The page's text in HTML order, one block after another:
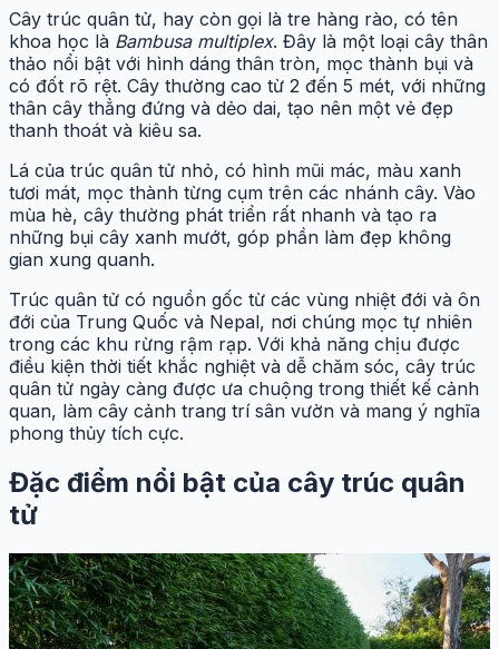
Cây trúc quân tử, hay còn gọi là tre hàng rào, có tên
khoa học là Bambusa multiplex. Đây là một loại cây thân
thảo nổi bật với hình dáng thân tròn, mọc thành bụi và
có đốt rõ rệt. Cây thường cao từ 2 đến 5 mét, với những
thân cây thẳng đứng và dẻo dai, tạo nên một vẻ đẹp
thanh thoát và kiêu sa.
Lá của trúc quân tử nhỏ, có hình mũi mác, màu xanh
tươi mát, mọc thành từng cụm trên các nhánh cây. Vào
mùa hè, cây thường phát triển rất nhanh và tạo ra
những bụi cây xanh mướt, góp phần làm đẹp không
gian xung quanh.
Trúc quân tử có nguồn gốc từ các vùng nhiệt đới và ôn
đới của Trung Quốc và Nepal, nơi chúng mọc tự nhiên
trong các khu rừng rậm rạp. Với khả năng chịu được
điều kiện thời tiết khắc nghiệt và dễ chăm sóc, cây trúc
quân tử ngày càng được ưa chuộng trong thiết kế cảnh
quan, làm cây cảnh trang trí sân vườn và mang ý nghĩa
phong thủy tích cực.
Đặc điểm nổi bật của cây trúc quân
tử